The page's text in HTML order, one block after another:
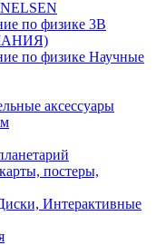
по физике 3B
по физике Научные
аксессуары
постеры,
Интерактивные